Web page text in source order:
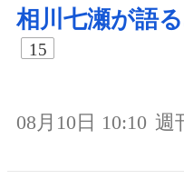
相川七瀬が語
15
08月10日 10:10 週